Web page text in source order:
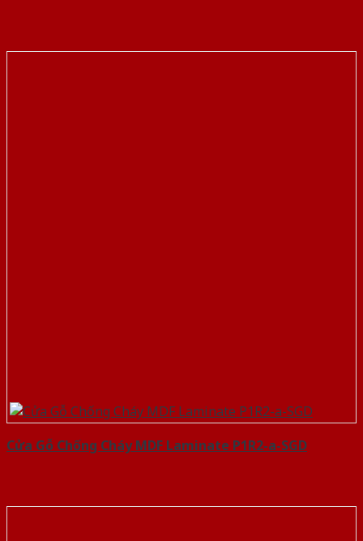
Cửa Gỗ Chống Cháy MDF Laminate P1R2-a-SGD